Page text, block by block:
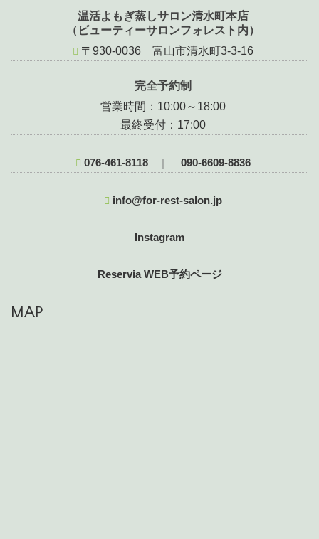
温活よもぎ蒸しサロン清水町本店
（ビューティーサロンフォレスト内）
〒930-0036 富山市清水町3-3-16
完全予約制
営業時間：10:00～18:00
最終受付：17:00
076-461-8118 ｜ 090-6609-8836
info@for-rest-salon.jp
Instagram
Reservia WEB予約ページ
MAP